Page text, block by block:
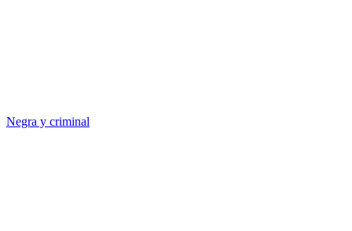
Negra y criminal